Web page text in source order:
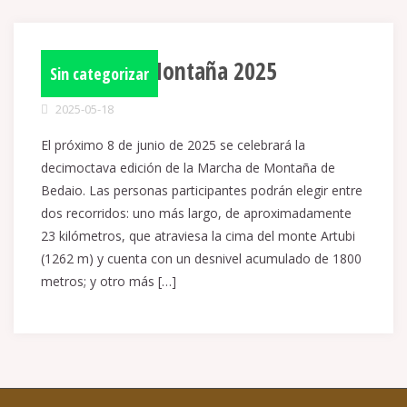
Sin categorizar
Marcha de Montaña 2025
2025-05-18
El próximo 8 de junio de 2025 se celebrará la
decimoctava edición de la Marcha de Montaña de
Bedaio. Las personas participantes podrán elegir entre
dos recorridos: uno más largo, de aproximadamente
23 kilómetros, que atraviesa la cima del monte Artubi
(1262 m) y cuenta con un desnivel acumulado de 1800
metros; y otro más […]